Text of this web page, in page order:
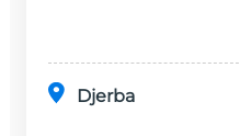
Djerba